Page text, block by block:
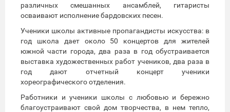
различных смешанных ансамблей, гитаристы
осваивают исполнение бардовских песен.
Ученики школы активные пропагандисты искусства: в
год школа дает около 50 концертов для жителей
южной части города, два раза в год обустраивается
выставка художественных работ учеников, два раза в
год дают отчетный концерт ученики
хореографического отделения.
Работники и ученики школы с любовью и бережно
благоустраивают свой дом творчества, в нем тепло,